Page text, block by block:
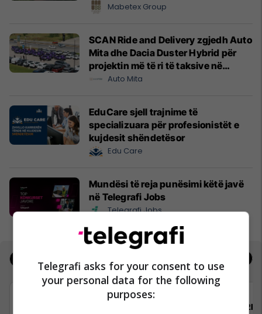
Mabetex Group
SCAN Ride and Delivery zgjedh Auto
Mita dhe Dacia Duster Hybrid për
projektin më të ri të taksive në
Prishtinë
Auto Mita
EduCare sjell trajnime të
specializuara për profesionistët e
kujdesit shëndetësor
Edu Care
Mundësi të reja punësimi këtë javë
në Telegrafi Jobs
Telegrafi Jobs
Telegrafi asks for your consent to use
your personal data for the following
purposes: